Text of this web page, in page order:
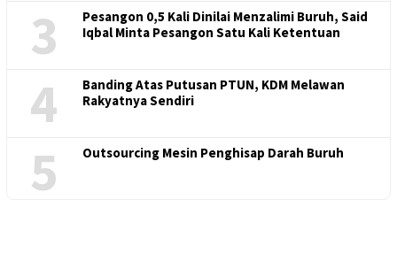
3
Pesangon 0,5 Kali Dinilai Menzalimi Buruh, Said
Iqbal Minta Pesangon Satu Kali Ketentuan
4
Banding Atas Putusan PTUN, KDM Melawan
Rakyatnya Sendiri
5 Outsourcing Mesin Penghisap Darah Buruh